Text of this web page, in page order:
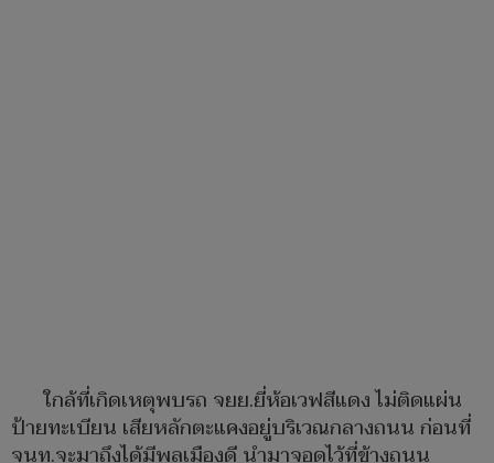
ใกล้ที่เกิดเหตุพบรถ จยย.ยี่ห้อเวฟสีแดง ไม่ติดแผ่น
ป้ายทะเบียน เสียหลักตะแคงอยู่บริเวณกลางถนน ก่อนที่
จนท.จะมาถึงได้มีพลเมืองดี นำมาจอดไว้ที่ข้างถนน